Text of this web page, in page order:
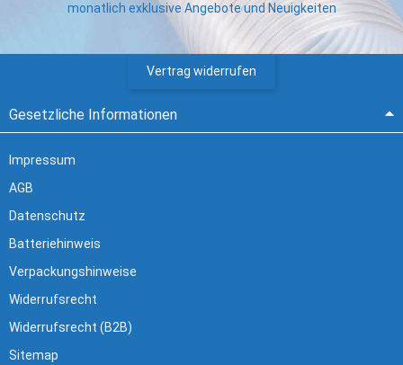
monatlich exklusive Angebote und Neuigkeiten
Vertrag widerrufen
Gesetzliche Informationen
Impressum
AGB
Datenschutz
Batteriehinweis
Verpackungshinweise
Widerrufsrecht
Widerrufsrecht (B2B)
Sitemap